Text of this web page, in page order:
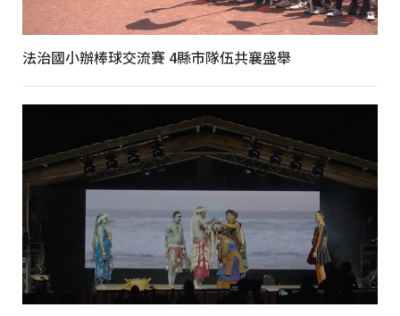
法治國小辦棒球交流賽 4縣市隊伍共襄盛舉